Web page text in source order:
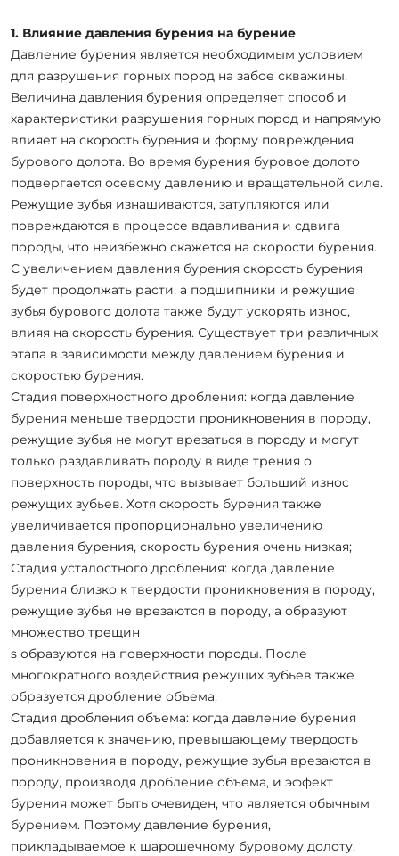
1. Влияние давления бурения на бурение
Давление бурения является необходимым условием
для разрушения горных пород на забое скважины.
Величина давления бурения определяет способ и
характеристики разрушения горных пород и напрямую
влияет на скорость бурения и форму повреждения
бурового долота. Во время бурения буровое долото
подвергается осевому давлению и вращательной силе.
Режущие зубья изнашиваются, затупляются или
повреждаются в процессе вдавливания и сдвига
породы, что неизбежно скажется на скорости бурения.
С увеличением давления бурения скорость бурения
будет продолжать расти, а подшипники и режущие
зубья бурового долота также будут ускорять износ,
влияя на скорость бурения. Существует три различных
этапа в зависимости между давлением бурения и
скоростью бурения.
Стадия поверхностного дробления: когда давление
бурения меньше твердости проникновения в породу,
режущие зубья не могут врезаться в породу и могут
только раздавливать породу в виде трения о
поверхность породы, что вызывает больший износ
режущих зубьев. Хотя скорость бурения также
увеличивается пропорционально увеличению
давления бурения, скорость бурения очень низкая;
Стадия усталостного дробления: когда давление
бурения близко к твердости проникновения в породу,
режущие зубья не врезаются в породу, а образуют
множество трещин
s образуются на поверхности породы. После
многократного воздействия режущих зубьев также
образуется дробление объема;
Стадия дробления объема: когда давление бурения
добавляется к значению, превышающему твердость
проникновения в породу, режущие зубья врезаются в
породу, производя дробление объема, и эффект
бурения может быть очевиден, что является обычным
бурением. Поэтому давление бурения,
прикладываемое к шарошечному буровому долоту,